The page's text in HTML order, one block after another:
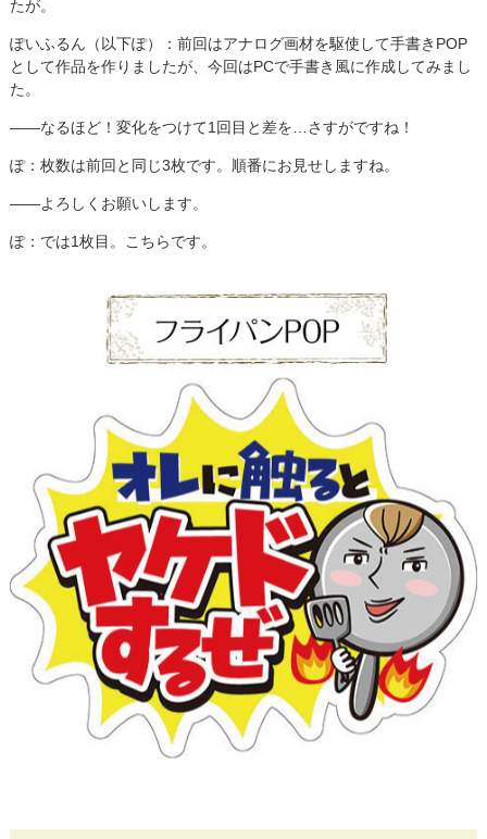
たが。
ぽいふるん（以下ぽ）：前回はアナログ画材を駆使して手書きPOP
として作品を作りましたが、今回はPCで手書き風に作成してみまし
た。
――なるほど！変化をつけて1回目と差を…さすがですね！
ぽ：枚数は前回と同じ3枚です。順番にお見せしますね。
――よろしくお願いします。
ぽ：では1枚目。こちらです。